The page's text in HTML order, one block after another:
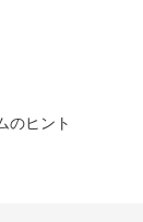
のヒント